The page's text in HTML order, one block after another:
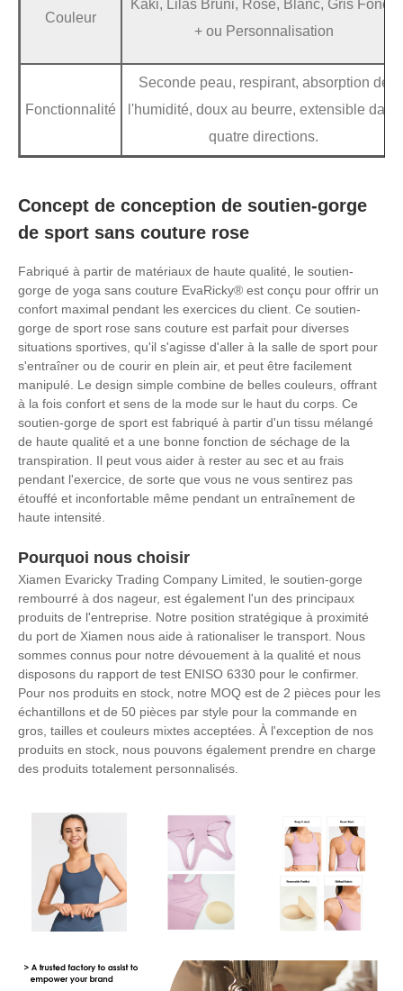
Couleur
Kaki, Lilas Bruni, Rose, Blanc, Gris Foncé
+ ou Personnalisation
Fonctionnalité
Seconde peau, respirant, absorption de
l'humidité, doux au beurre, extensible dans
quatre directions.
Concept de conception de soutien-gorge
de sport sans couture rose
Fabriqué à partir de matériaux de haute qualité, le soutien-
gorge de yoga sans couture EvaRicky® est conçu pour offrir un
confort maximal pendant les exercices du client. Ce soutien-
gorge de sport rose sans couture est parfait pour diverses
situations sportives, qu'il s'agisse d'aller à la salle de sport pour
s'entraîner ou de courir en plein air, et peut être facilement
manipulé. Le design simple combine de belles couleurs, offrant
à la fois confort et sens de la mode sur le haut du corps. Ce
soutien-gorge de sport est fabriqué à partir d'un tissu mélangé
de haute qualité et a une bonne fonction de séchage de la
transpiration. Il peut vous aider à rester au sec et au frais
pendant l'exercice, de sorte que vous ne vous sentirez pas
étouffé et inconfortable même pendant un entraînement de
haute intensité.
Pourquoi nous choisir
Xiamen Evaricky Trading Company Limited, le soutien-gorge
rembourré à dos nageur, est également l'un des principaux
produits de l'entreprise. Notre position stratégique à proximité
du port de Xiamen nous aide à rationaliser le transport. Nous
sommes connus pour notre dévouement à la qualité et nous
disposons du rapport de test ENISO 6330 pour le confirmer.
Pour nos produits en stock, notre MOQ est de 2 pièces pour les
échantillons et de 50 pièces par style pour la commande en
gros, tailles et couleurs mixtes acceptées. À l'exception de nos
produits en stock, nous pouvons également prendre en charge
des produits totalement personnalisés.